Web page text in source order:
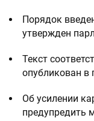
Порядок
утвержден
Текст
опубликован в
Об усилении
предупредить